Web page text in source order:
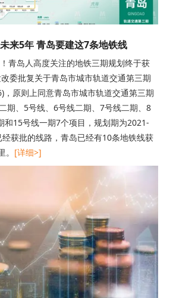
来5年 青岛要建这7条地铁线
青岛人高度关注的地铁三期规划终于获
委批复关于青岛市城市轨道交通第三期
，原则上同意青岛市城市轨道交通第三期
期、5号线、6号线二期、7号线二期、8
和15号线一期7个项目，规划期为2021-
获批的线路，青岛已经有10条地铁线获
[详细>]